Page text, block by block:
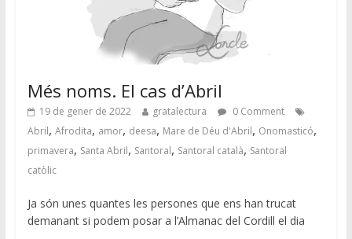
Més noms. El cas d’Abril
19 de gener de 2022 gratalectura
0 Comment
Abril, Afrodita, amor, deesa, Mare de Déu d'Abril, Onomasticó,
primavera, Santa Abril, Santoral, Santoral català, Santoral
catòlic
Ja són unes quantes les persones que ens han trucat
demanant si podem posar a l’Almanac del Cordill el dia